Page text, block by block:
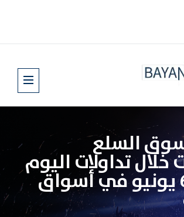
السلع
خلال تداولات اليوم
الثلاثاء 6 يونيو في أسواق